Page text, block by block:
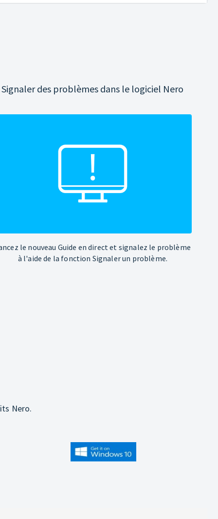
Signaler des problèmes dans le logiciel Nero
le nouveau Guide en direct et signalez le problème
à l'aide de la fonction Signaler un problème.
Nero.